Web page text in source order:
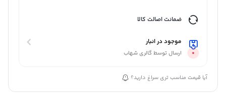
ضمانت اصالت کالا
موجود در انبار
ارسال توسط گالری شهاب
آیا قیمت مناسب تری سراغ دارید؟